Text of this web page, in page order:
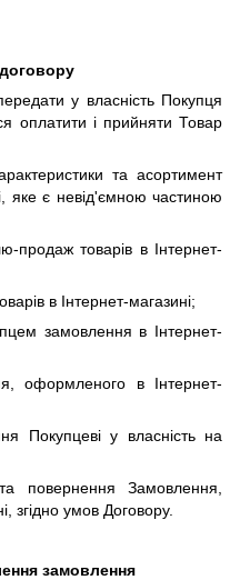
у власність Покупця
оплатити і прийняти Товар
та асортимент
яке є невід'ємною частиною
продаж товарів в Інтернет-
в Інтернет-магазині;
замовлення в Інтернет-
оформленого в Інтернет-
Покупцеві у власність на
повернення Замовлення,
згідно умов Договору.
замовлення